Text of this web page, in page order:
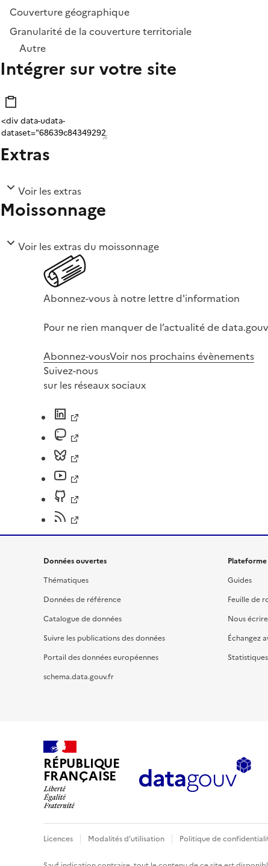
Couverture géographique
Granularité de la couverture territoriale
Autre
Intégrer sur votre site
Extras
Voir les extras
Moissonnage
Voir les extras du moissonnage
Abonnez-vous à notre lettre d'information
Pour ne rien manquer de l’actualité de
Abonnez-vousVoir nos prochains évènements
Suivez-nous
sur les réseaux sociaux
Données ouvertes
Thématiques
Données de référence
Catalogue de données
Suivre les publications des données
Portail des données européennes
schema.data.gouv.fr
Plateforme
Guides
Feuille de
Nous écrire
Échangez
Statistiques
RÉPUBLIQUE
FRANÇAISE
Licences Modalités d'utilisation Politique de